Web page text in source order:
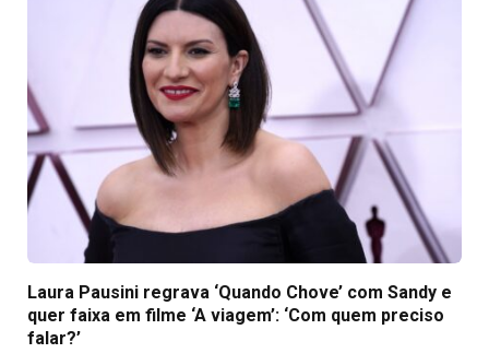
Laura Pausini regrava ‘Quando Chove’ com Sandy e
quer faixa em filme ‘A viagem’: ‘Com quem preciso
falar?’